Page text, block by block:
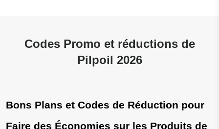
Codes Promo et réductions de
Pilpoil 2026
Bons Plans et Codes de Réduction pour
Faire des Économies sur les Produits de